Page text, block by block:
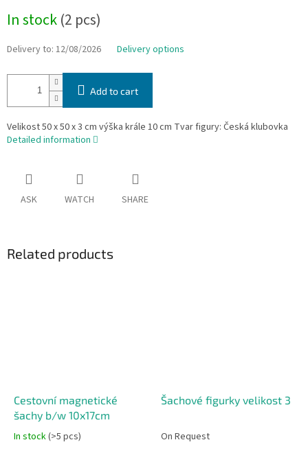
price:
In stock(2 pcs)
Delivery to: 12/08/2026 Delivery options
Add to cart
Velikost 50 x 50 x 3 cm výška krále 10 cm Tvar figury: Česká klubovka
Detailed information
ASK WATCH SHARE
Related products
Cestovní magnetické
šachy b/w 10x17cm
In stock(>5 pcs)
Šachové figurky velikost 3
On Request